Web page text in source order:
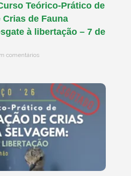
Teórico-Prático de
Crias de Fauna
à libertação – 7 de
comentários